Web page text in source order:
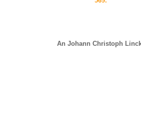
An Johann Christoph